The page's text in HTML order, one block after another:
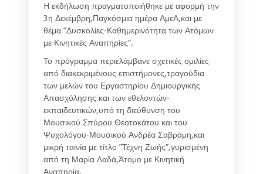
H εκδήλωση πραγματοποιήθηκε με αφορμή την
3η Δεκέμβρη,Παγκόσμια ημέρα ΑμεΑ,και με
θέμα ”Δυσκολίες-Καθημερινότητα των Ατόμων
με Κινητικές Αναπηρίες”.
Το πρόγραμμα περιελάμβανε σχετικές ομιλίες
από διακεκριμένους επιστήμονες,τραγούδια
των μελών του Εργαστηρίου Δημιουργικής
Απασχόλησης και των εθελοντών-
εκπαιδευτικών,υπό τη διεύθυνση του
Μουσικού Σπύρου Θεοτοκάτου και του
Ψυχολόγου-Μουσικού Ανδρέα Σαβράμη,και
μικρή ταινία με τίτλο ”Τέχνη Ζωής”,γυρισμένη
από τη Μαρία Λαδά,Άτομο με Κινητική
Αναπηρία.